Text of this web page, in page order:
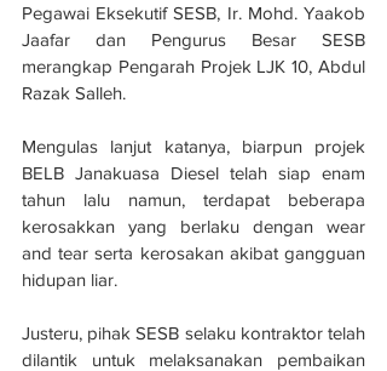
Pegawai Eksekutif SESB, Ir. Mohd. Yaakob
Jaafar dan Pengurus Besar SESB
merangkap Pengarah Projek LJK 10, Abdul
Razak Salleh.
Mengulas lanjut katanya, biarpun projek
BELB Janakuasa Diesel telah siap enam
tahun lalu namun, terdapat beberapa
kerosakkan yang berlaku dengan wear
and tear serta kerosakan akibat gangguan
hidupan liar.
Justeru, pihak SESB selaku kontraktor telah
dilantik untuk melaksanakan pembaikan